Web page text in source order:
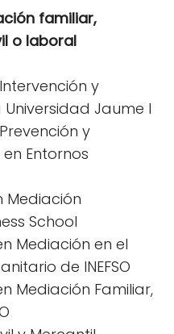
familiar,
o laboral
y
Jaume I
y
Entornos
Mediación
School
Mediación en el
de INEFSO
Mediación Familiar,